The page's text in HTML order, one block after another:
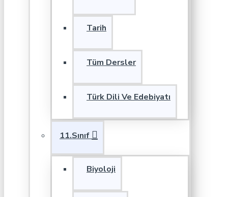
Tarih
Tüm Dersler
Türk Dili Ve Edebiyatı
11.Sınıf
Biyoloji